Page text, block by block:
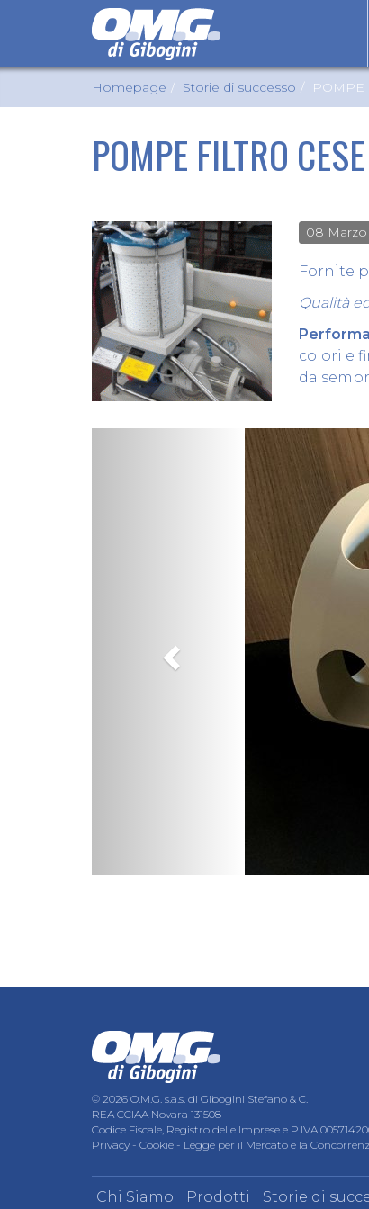
Homepage Storie di successo POMPE
POMPE FILTRO
08
Fornite
Qualità
Performa
colori e
da
© 2026 O.M.G. s.a.s. di Gibogini Stefano & C.
REA CCIAA Novara 131508
Codice Fiscale, Registro delle Imprese e P.IVA
Privacy - Cookie - Legge per il Mercato e la
Chi Siamo Prodotti Storie di